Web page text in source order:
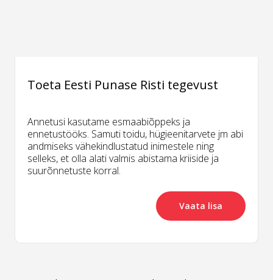
Toeta Eesti Punase Risti tegevust
Annetusi kasutame esmaabiõppeks ja
ennetustööks. Samuti toidu, hügieenitarvete jm abi
andmiseks vähekindlustatud inimestele ning
selleks, et olla alati valmis abistama kriiside ja
suurõnnetuste korral.
Vaata lisa